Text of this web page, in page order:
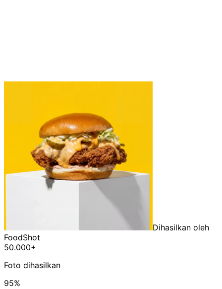
Dihasilkan oleh
FoodShot
50.000+
Foto dihasilkan
95%